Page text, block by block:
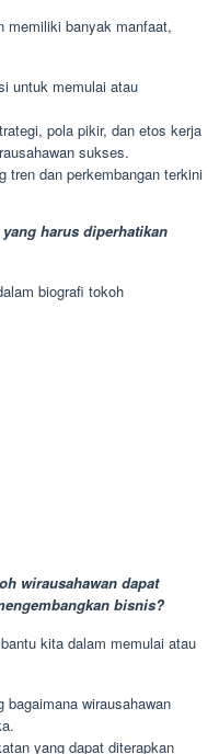
memiliki banyak manfaat,
untuk memulai atau
pola pikir, dan etos kerja
sukses.
tren dan perkembangan terkini
harus diperhatikan
biografi tokoh
wirausahawan dapat
bisnis?
kita dalam memulai atau
wirausahawan
yang dapat diterapkan